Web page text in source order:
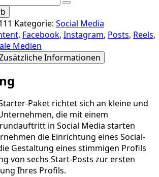
Kategorie: Social Media
, Facebook, Instagram, Posts, Reels,
Medien
Informationen
Paket richtet sich an kleine und
die mit einem
in Social Media starten
die Einrichtung eines Social-
Gestaltung eines stimmigen Profils
von sechs Start-Posts zur ersten
Ihres Profils.